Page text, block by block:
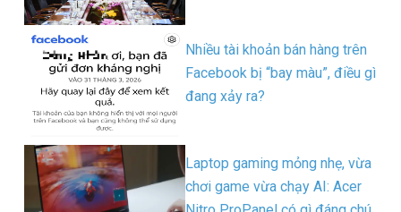
Nhiều tài khoản bán hàng trên
Facebook bị “bay màu”, điều gì
đang xảy ra?
Laptop gaming mỏng nhẹ, vừa
chơi game vừa chạy AI: Acer